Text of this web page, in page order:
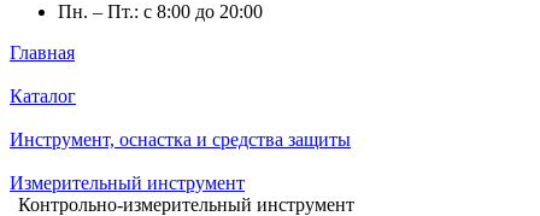
Пн. – Пт.: с 8:00 до 20:00
Главная
Каталог
Инструмент, оснастка и средства защиты
Измерительный инструмент
Контрольно-измерительный инструмент